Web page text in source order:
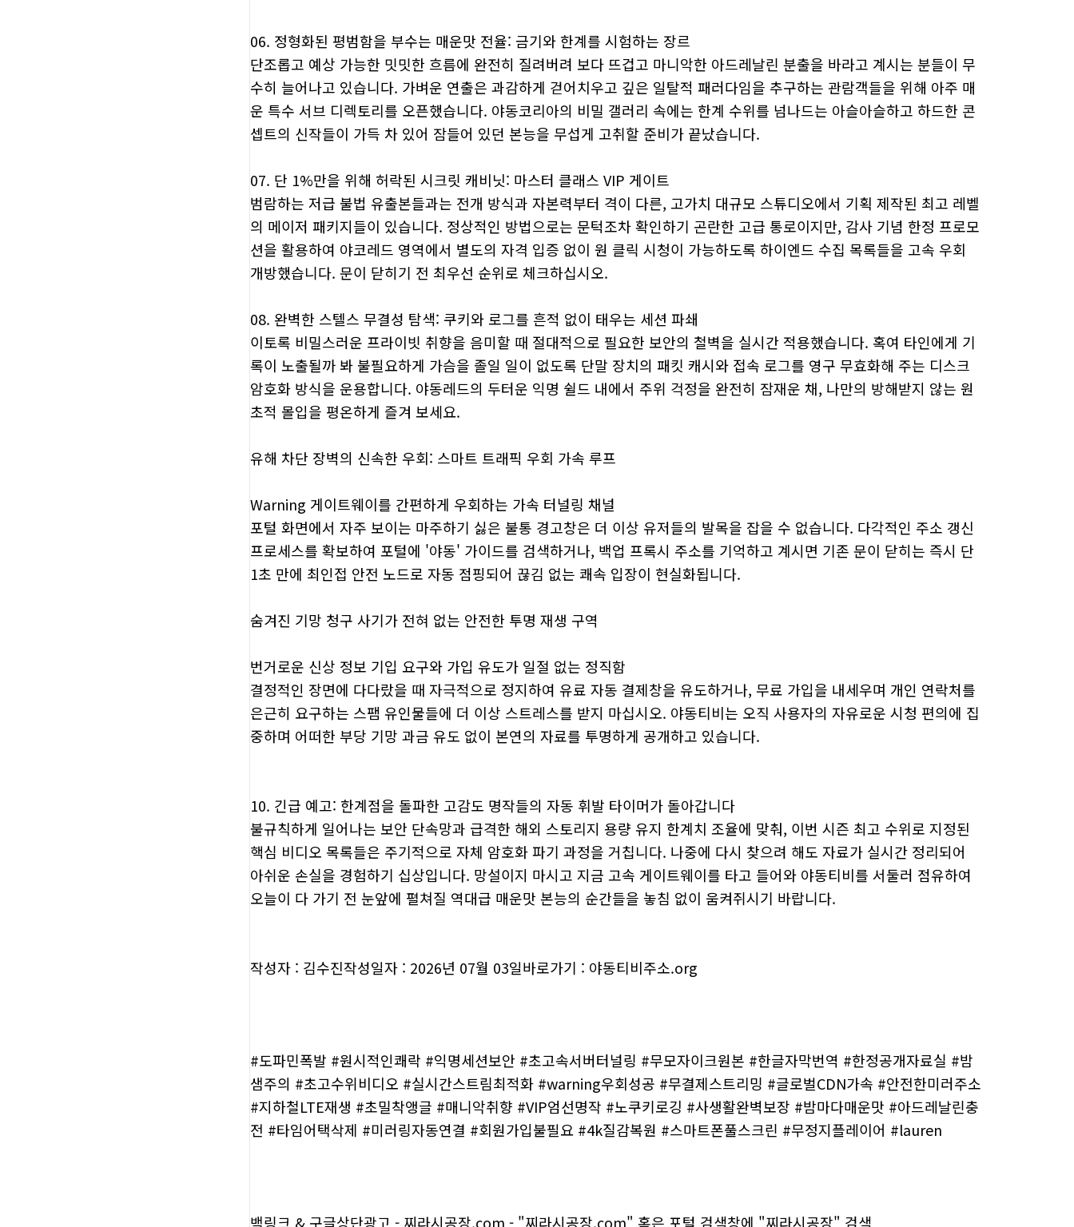
06. 정형화된 평범함을 부수는 매운맛 전율: 금기와 한계를 시험하는 장르
단조롭고 예상 가능한 밋밋한 흐름에 완전히 질려버려 보다 뜨겁고 마니악한 아드레날린 분출을 바라고 계시는 분들이 무
수히 늘어나고 있습니다. 가벼운 연출은 과감하게 걷어치우고 깊은 일탈적 패러다임을 추구하는 관람객들을 위해 아주 매
운 특수 서브 디렉토리를 오픈했습니다. 야동코리아의 비밀 갤러리 속에는 한계 수위를 넘나드는 아슬아슬하고 하드한 콘
셉트의 신작들이 가득 차 있어 잠들어 있던 본능을 무섭게 고취할 준비가 끝났습니다.
07. 단 1%만을 위해 허락된 시크릿 캐비닛: 마스터 클래스 VIP 게이트
범람하는 저급 불법 유출본들과는 전개 방식과 자본력부터 격이 다른, 고가치 대규모 스튜디오에서 기획 제작된 최고 레벨
의 메이저 패키지들이 있습니다. 정상적인 방법으로는 문턱조차 확인하기 곤란한 고급 통로이지만, 감사 기념 한정 프로모
션을 활용하여 야코레드 영역에서 별도의 자격 입증 없이 원 클릭 시청이 가능하도록 하이엔드 수집 목록들을 고속 우회
개방했습니다. 문이 닫히기 전 최우선 순위로 체크하십시오.
08. 완벽한 스텔스 무결성 탐색: 쿠키와 로그를 흔적 없이 태우는 세션 파쇄
이토록 비밀스러운 프라이빗 취향을 음미할 때 절대적으로 필요한 보안의 철벽을 실시간 적용했습니다. 혹여 타인에게 기
록이 노출될까 봐 불필요하게 가슴을 졸일 일이 없도록 단말 장치의 패킷 캐시와 접속 로그를 영구 무효화해 주는 디스크
암호화 방식을 운용합니다. 야동레드의 두터운 익명 쉴드 내에서 주위 걱정을 완전히 잠재운 채, 나만의 방해받지 않는 원
초적 몰입을 평온하게 즐겨 보세요.
유해 차단 장벽의 신속한 우회: 스마트 트래픽 우회 가속 루프
Warning 게이트웨이를 간편하게 우회하는 가속 터널링 채널
포털 화면에서 자주 보이는 마주하기 싫은 불통 경고창은 더 이상 유저들의 발목을 잡을 수 없습니다. 다각적인 주소 갱신
프로세스를 확보하여 포털에 '야동' 가이드를 검색하거나, 백업 프록시 주소를 기억하고 계시면 기존 문이 닫히는 즉시 단
1초 만에 최인접 안전 노드로 자동 점핑되어 끊김 없는 쾌속 입장이 현실화됩니다.
숨겨진 기망 청구 사기가 전혀 없는 안전한 투명 재생 구역
번거로운 신상 정보 기입 요구와 가입 유도가 일절 없는 정직함
결정적인 장면에 다다랐을 때 자극적으로 정지하여 유료 자동 결제창을 유도하거나, 무료 가입을 내세우며 개인 연락처를
은근히 요구하는 스팸 유인물들에 더 이상 스트레스를 받지 마십시오. 야동티비는 오직 사용자의 자유로운 시청 편의에 집
중하며 어떠한 부당 기망 과금 유도 없이 본연의 자료를 투명하게 공개하고 있습니다.
10. 긴급 예고: 한계점을 돌파한 고감도 명작들의 자동 휘발 타이머가 돌아갑니다
불규칙하게 일어나는 보안 단속망과 급격한 해외 스토리지 용량 유지 한계치 조율에 맞춰, 이번 시즌 최고 수위로 지정된
핵심 비디오 목록들은 주기적으로 자체 암호화 파기 과정을 거칩니다. 나중에 다시 찾으려 해도 자료가 실시간 정리되어
아쉬운 손실을 경험하기 십상입니다. 망설이지 마시고 지금 고속 게이트웨이를 타고 들어와 야동티비를 서둘러 점유하여
오늘이 다 가기 전 눈앞에 펼쳐질 역대급 매운맛 본능의 순간들을 놓침 없이 움켜쥐시기 바랍니다.
작성자 : 김수진작성일자 : 2026년 07월 03일바로가기 : 야동티비주소.org
#도파민폭발 #원시적인쾌락 #익명세션보안 #초고속서버터널링 #무모자이크원본 #한글자막번역 #한정공개자료실 #밤
샘주의 #초고수위비디오 #실시간스트림최적화 #warning우회성공 #무결제스트리밍 #글로벌CDN가속 #안전한미러주소
#지하철LTE재생 #초밀착앵글 #매니악취향 #VIP엄선명작 #노쿠키로깅 #사생활완벽보장 #밤마다매운맛 #아드레날린충
전 #타임어택삭제 #미러링자동연결 #회원가입불필요 #4k질감복원 #스마트폰풀스크린 #무정지플레이어 #lauren
백링크 & 구글상단광고 - 찌라시공장.com - "찌라시공장.com" 혹은 포털 검색창에 "찌라시공장" 검색